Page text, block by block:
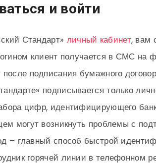
и войти
Стандарт» личный кабинет, вам
клиент получается в СМС на
подписания бумажного
подписывается только
цифр, идентифицирующего
могут возникнуть проблемы с
– главный способ быстрой
горячей линии в телефонном